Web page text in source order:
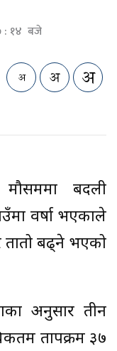
: १४ बजे
मौसममा बदली
वर्षा भएकाले
तातो बढ्ने भएको
अनुसार तीन
तापक्रम ३७